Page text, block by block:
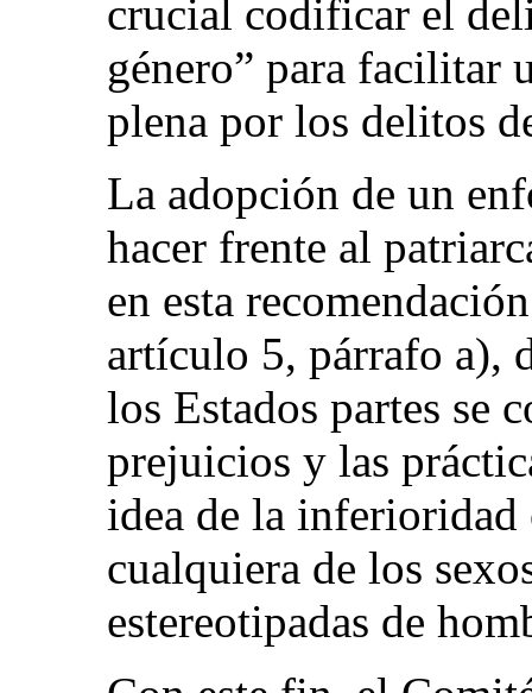
crucial codificar el
género” para facilitar
plena por los delitos
La adopción de un
hacer frente al
en esta
artículo 5, párrafo a),
los Estados partes se
prejuicios y las
idea de la
cualquiera de los
estereotipadas de